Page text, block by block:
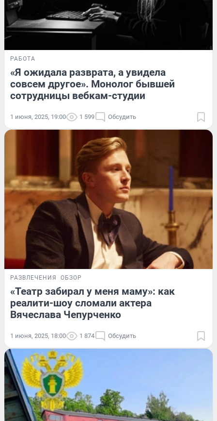
РАБОТА
«Я ожидала разврата, а увидела
совсем другое». Монолог бывшей
сотрудницы вебкам-студии
1 июня, 2025, 19:00 1 599 Обсудить
РАЗВЛЕЧЕНИЯ ОБЗОР
«Театр забирал у меня маму»: как
реалити-шоу сломали актера
Вячеслава Чепурченко
1 июня, 2025, 18:00 1 874 Обсудить